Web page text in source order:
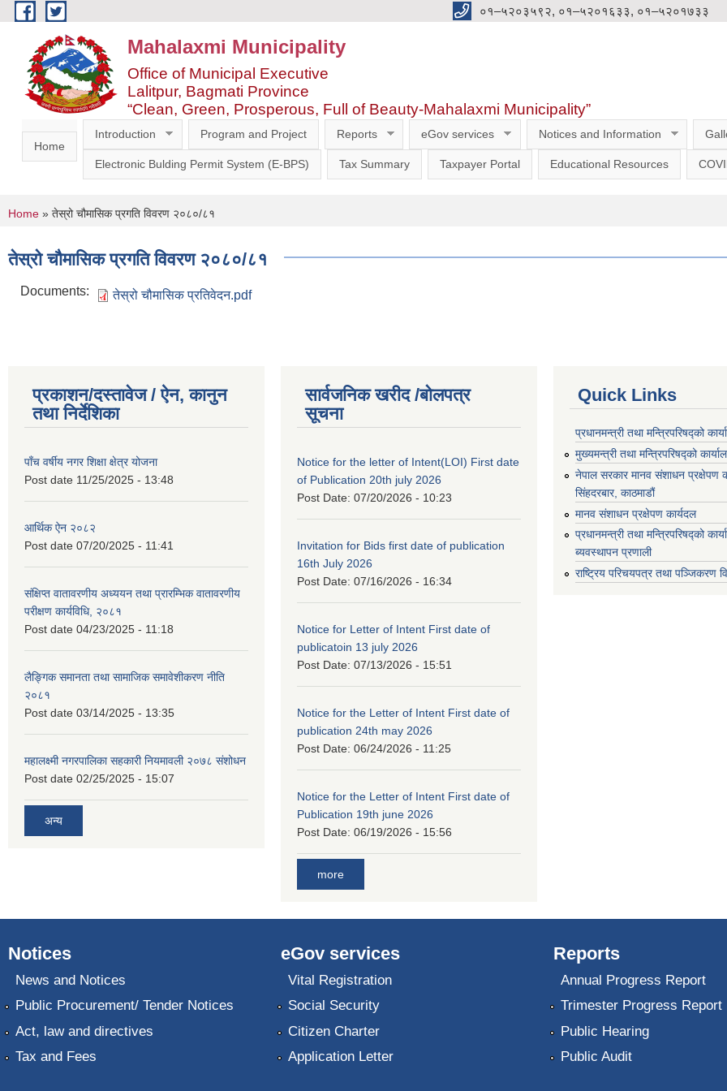
Skip to main content ०१–५२०३५९२, ०१–५२०१६३३, ०१–५२०१७३३
Mahalaxmi Municipality
Office of Municipal Executive
Lalitpur, Bagmati Province
“Clean, Green, Prosperous, Full of Beauty-Mahalaxmi Municipality”
Home
Introduction Program and Project Reports eGov services Notices and Information
Electronic Bulding Permit System (E-BPS) Tax Summary Taxpayer Portal Educational Resources
You are here
Home » तेस्रो चौमासिक प्रगति विवरण २०८०/८१
तेस्रो चौमासिक प्रगति विवरण २०८०/८१
Documents: तेस्रो चौमासिक प्रतिवेदन.pdf
प्रकाशन/दस्तावेज / ऐन, कानुन
तथा निर्देशिका
पाँच वर्षीय नगर शिक्षा क्षेत्र योजना
Post date 11/25/2025 - 13:48
आर्थिक ऐन २०८२
Post date 07/20/2025 - 11:41
संक्षिप्त वातावरणीय अध्ययन तथा प्रारम्भिक वातावरणीय
परीक्षण कार्यविधि, २०८१
Post date 04/23/2025 - 11:18
लैङ्गिक समानता तथा सामाजिक समावेशीकरण नीति
२०८१
Post date 03/14/2025 - 13:35
महालक्ष्मी नगरपालिका सहकारी नियमावली २०७८ संशोधन
Post date 02/25/2025 - 15:07
अन्य
सार्वजनिक खरीद /बोलपत्र
सूचना
Notice for the letter of Intent(LOI) First date
of Publication 20th july 2026
Post Date: 07/20/2026 - 10:23
Invitation for Bids first date of publication
16th July 2026
Post Date: 07/16/2026 - 16:34
Notice for Letter of Intent First date of
publicatoin 13 july 2026
Post Date: 07/13/2026 - 15:51
Notice for the Letter of Intent First date of
publication 24th may 2026
Post Date: 06/24/2026 - 11:25
Notice for the Letter of Intent First date of
Publication 19th june 2026
Post Date: 06/19/2026 - 15:56
more
Quick Links
प्रधानमन्त्री तथा मन्त्रिपरिषद्को
मुख्यमन्त्री तथा मन्त्रिपरिषद्को
नेपाल सरकार मानव संशाधन प्रक्षेपण
सिंहदरबार, काठमाडौं
मानव संशाधन प्रक्षेपण कार्यदल
प्रधानमन्त्री तथा मन्त्रिपरिषद्को
ब्यवस्थापन प्रणाली
राष्ट्रिय परिचयपत्र तथा पञ्जिकरण
Notices
News and Notices
Public Procurement/ Tender Notices
Act, law and directives
Tax and Fees
eGov services
Vital Registration
Social Security
Citizen Charter
Application Letter
Reports
Annual Progress Report
Trimester Progress Report
Public Hearing
Public Audit